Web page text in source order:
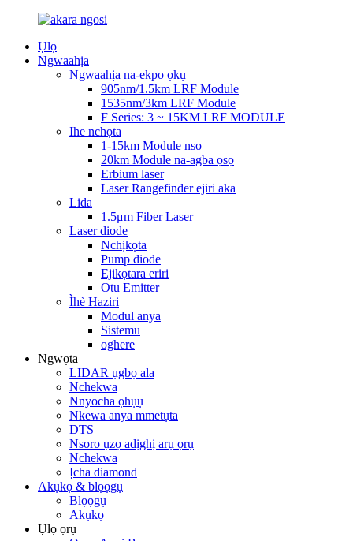
Ụlọ
Ngwaahịa
Ngwaahịa na-ekpo ọkụ
905nm/1.5km LRF Module
1535nm/3km LRF Module
F Series: 3 ~ 15KM LRF MODULE
Ihe nchọta
1-15km Module nso
20km Module na-agba ọsọ
Erbium laser
Laser Rangefinder ejiri aka
Lida
1.5μm Fiber Laser
Laser diode
Nchịkọta
Pump diode
Ejikọtara eriri
Otu Emitter
Ìhè Haziri
Modul anya
Sistemu
oghere
Ngwọta
LIDAR ụgbọ ala
Nchekwa
Nnyocha ọhụụ
Nkewa anya mmetụta
DTS
Nsoro ụzọ adịghị arụ ọrụ
Nchekwa
Ịcha diamond
Akụkọ & blọọgụ
Blọọgụ
Akụkọ
Ụlọ ọrụ